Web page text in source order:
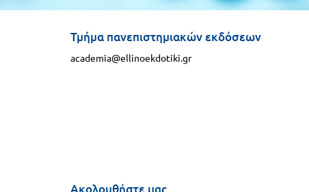
Τμήμα πανεπιστημιακών εκδόσεων
academia@ellinoekdotiki.gr